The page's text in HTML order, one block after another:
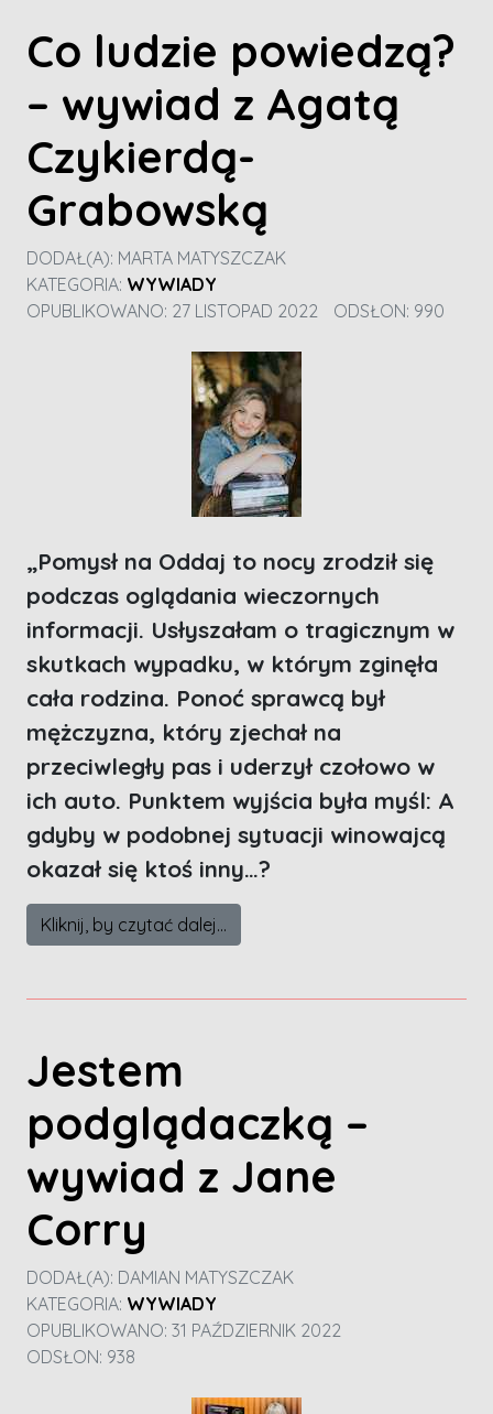
Co ludzie powiedzą?
– wywiad z Agatą
Czykierdą-
Grabowską
DODAŁ(A): MARTA MATYSZCZAK
KATEGORIA: WYWIADY
OPUBLIKOWANO: 27 LISTOPAD 2022
ODSŁON: 990
„Pomysł na Oddaj to nocy zrodził się
podczas oglądania wieczornych
informacji. Usłyszałam o tragicznym w
skutkach wypadku, w którym zginęła
cała rodzina. Ponoć sprawcą był
mężczyzna, który zjechał na
przeciwległy pas i uderzył czołowo w
ich auto. Punktem wyjścia była myśl: A
gdyby w podobnej sytuacji winowajcą
okazał się ktoś inny…?
Kliknij, by czytać dalej...
Jestem
podglądaczką –
wywiad z Jane
Corry
DODAŁ(A): DAMIAN MATYSZCZAK
KATEGORIA: WYWIADY
OPUBLIKOWANO: 31 PAŹDZIERNIK 2022
ODSŁON: 938